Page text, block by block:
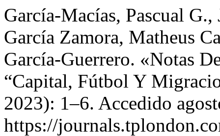
García-Macías, Pascual
García Zamora, Matheus
García-Guerrero. «Notas
“Capital, Fútbol Y
2023): 1–6. Accedido
https://